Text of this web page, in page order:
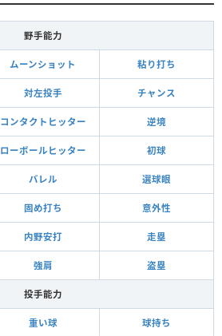
野手能力
ムーンショット 粘り打ち
対左投手 チャンス
コンタクトヒッター 逆境
ローボールヒッター 初球
バレル 選球眼
固め打ち 意外性
内野安打 走塁
強肩 盗塁
投手能力
重い球 球持ち